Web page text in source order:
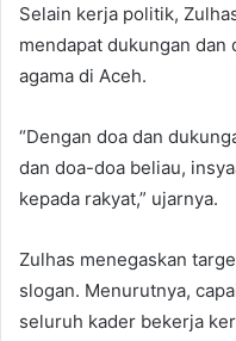
Selain kerja politik,
mendapat dukungan dan
agama di Aceh.
“Dengan doa dan
dan doa-doa beliau,
kepada rakyat,” ujarnya.
Zulhas menegaskan
slogan. Menurutnya,
seluruh kader bekerja